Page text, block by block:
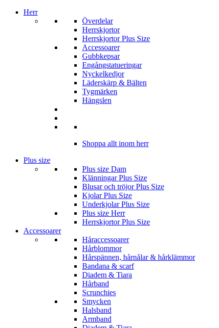
Herr
Överdelar
Herrskjortor
Herrskjortor Plus Size
Accessoarer
Gubbkepsar
Engångstatueringar
Nyckelkedjor
Läderskärp & Bälten
Tygmärken
Hängslen
Shoppa allt inom herr
Plus size
Plus size Dam
Klänningar Plus Size
Blusar och tröjor Plus Size
Kjolar Plus Size
Underkjolar Plus Size
Plus size Herr
Herrskjortor Plus Size
Accessoarer
Håraccessoarer
Hårblommor
Hårspännen, hårnålar & hårklämmor
Bandana & scarf
Diadem & Tiara
Hårband
Scrunchies
Smycken
Halsband
Armband